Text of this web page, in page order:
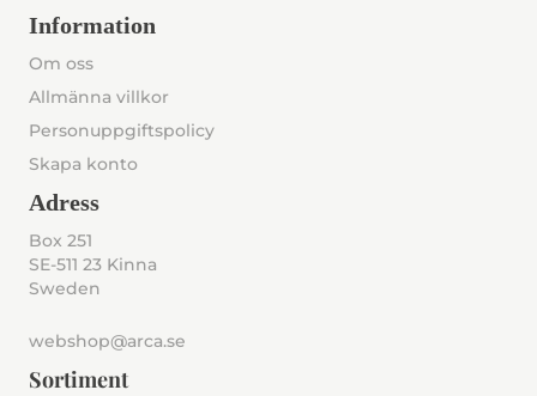
Information
Om oss
Allmänna villkor
Personuppgiftspolicy
Skapa konto
Adress
Box 251
SE-511 23 Kinna
Sweden
webshop@arca.se
Sortiment